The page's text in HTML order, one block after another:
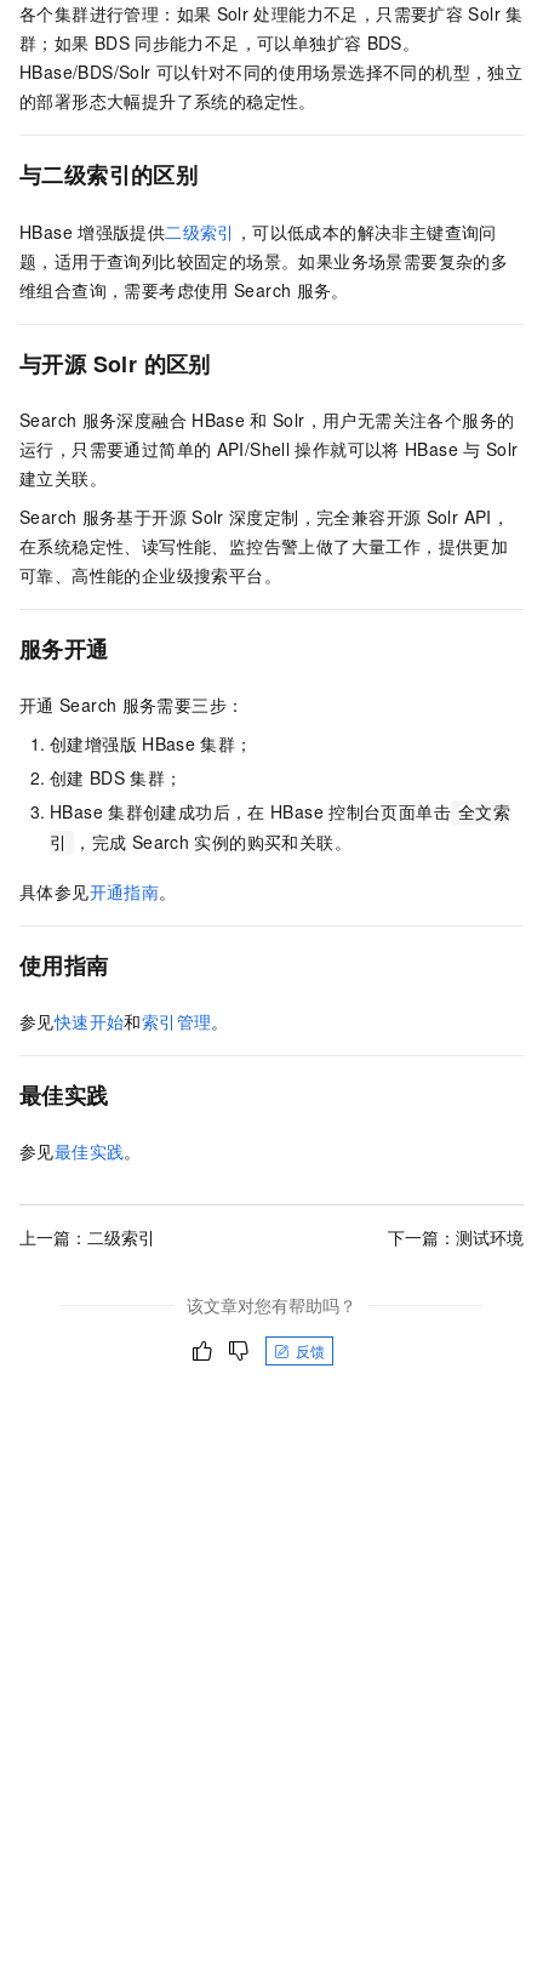
各个集群进行管理：如果 Solr 处理能力不足，只需要扩容 Solr 集
群；如果 BDS 同步能力不足，可以单独扩容 BDS。
HBase/BDS/Solr 可以针对不同的使用场景选择不同的机型，独立
的部署形态大幅提升了系统的稳定性。
与二级索引的区别
HBase 增强版提供二级索引 ，可以低成本的解决非主键查询问
题，适用于查询列比较固定的场景。如果业务场景需要复杂的多
维组合查询，需要考虑使用 Search 服务。
与开源 Solr 的区别
Search 服务深度融合 HBase 和 Solr，用户无需关注各个服务的
运行，只需要通过简单的 API/Shell 操作就可以将 HBase 与 Solr
建立关联。
Search 服务基于开源 Solr 深度定制，完全兼容开源 Solr API，
在系统稳定性、读写性能、监控告警上做了大量工作，提供更加
可靠、高性能的企业级搜索平台。
服务开通
开通 Search 服务需要三步：
创建增强版 HBase 集群；
创建 BDS 集群；
HBase 集群创建成功后，在 HBase 控制台页面单击 全文索
引
，完成 Search 实例的购买和关联。
具体参见开通指南。
使用指南
参见快速开始和索引管理。
最佳实践
参见最佳实践。
上一篇： 二级索引 下一篇： 测试环境
该文章对您有帮助吗？
反馈